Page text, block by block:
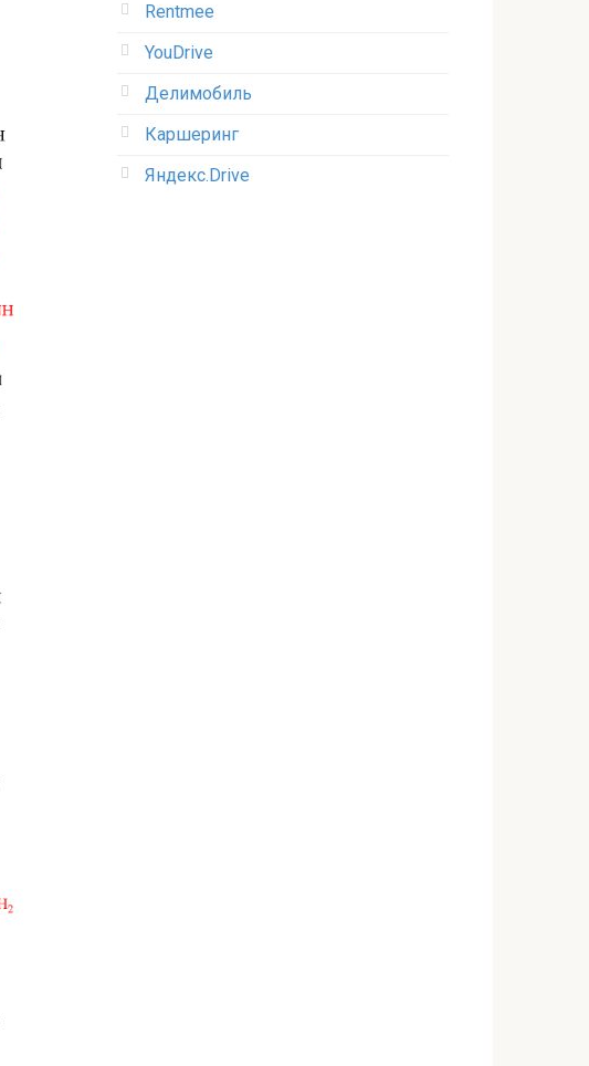
Rentmee
YouDrive
Делимобиль
Каршеринг
Яндекс.Drive